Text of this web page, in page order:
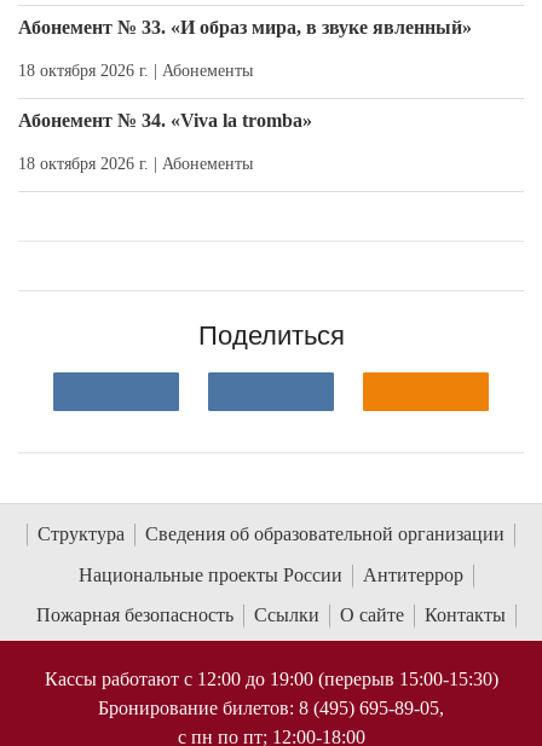
Абонемент № 33. «И образ мира, в звуке явленный»
18 октября 2026 г. | Абонементы
Абонемент № 34. «Viva la tromba»
18 октября 2026 г. | Абонементы
Поделиться
Структура
Сведения об образовательной организации
Национальные проекты России
Антитеррор
Пожарная безопасность
Ссылки О сайте Контакты
Кассы работают с 12:00 до 19:00 (перерыв 15:00-15:30)
Бронирование билетов: 8 (495) 695-89-05,
с пн по пт; 12:00-18:00